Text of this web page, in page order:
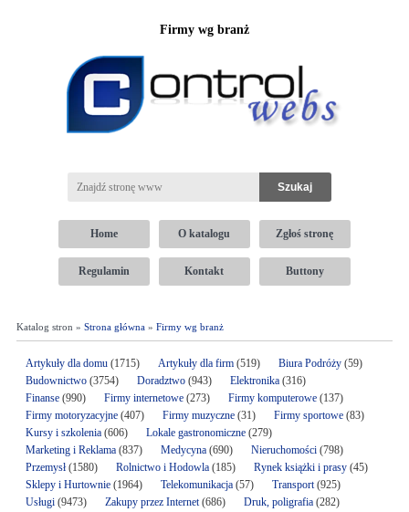
Firmy wg branż
Home O katalogu Zgłoś stronę
Regulamin Kontakt Buttony
Katalog stron » Strona główna» Firmy wg branż
Artykuły dla domu(1715) Artykuły dla firm(519) Biura Podróży(59)
Budownictwo(3754) Doradztwo(943) Elektronika (316)
Finanse(990) Firmy internetowe (273) Firmy komputerowe(137)
Firmy motoryzacyjne(407) Firmy muzyczne(31) Firmy sportowe(83)
Kursy i szkolenia(606) Lokale gastronomiczne(279)
Marketing i Reklama(837) Medycyna(690) Nieruchomości(798)
Przemysł(1580) Rolnictwo i Hodowla(185) Rynek książki i prasy(45)
Sklepy i Hurtownie(1964) Telekomunikacja(57) Transport(925)
Usługi(9473) Zakupy przez Internet(686) Druk, poligrafia(282)